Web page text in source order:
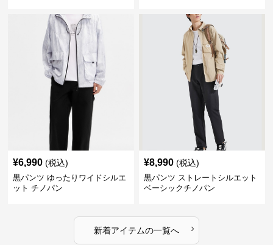
¥6,990 (税込)
黒パンツ ゆったりワイドシルエ
ット チノパン
¥8,990 (税込)
黒パンツ ストレートシルエット
ベーシックチノパン
新着アイテムの一覧へ ›